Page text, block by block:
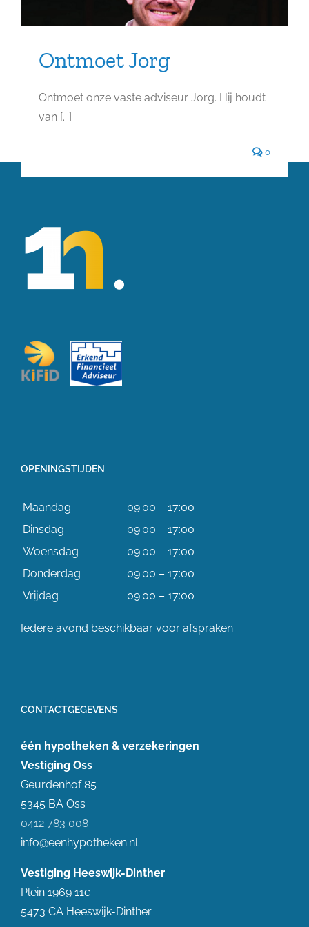
Ontmoet Jorg
Ontmoet onze vaste adviseur Jorg. Hij houdt
van [...]
0
OPENINGSTIJDEN
Maandag
09:00 – 17:00
Dinsdag
09:00 – 17:00
Woensdag
09:00 – 17:00
Donderdag
09:00 – 17:00
Vrijdag
09:00 – 17:00
Iedere avond beschikbaar voor afspraken
CONTACTGEGEVENS
één hypotheken & verzekeringen
Vestiging Oss
Geurdenhof 85
5345 BA Oss
0412 783 008
info@eenhypotheken.nl
Vestiging Heeswijk-Dinther
Plein 1969 11c
5473 CA Heeswijk-Dinther